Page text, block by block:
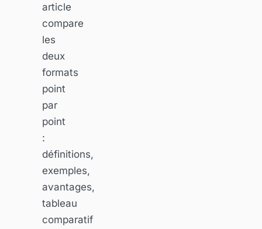
article
compare
les
deux
formats
point
par
point
:
définitions,
exemples,
avantages,
tableau
comparatif